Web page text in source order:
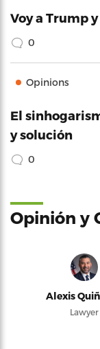
Voy a Trump
0
Opinions
El
y solución
0
Opinión y
Alexis
Lawyer